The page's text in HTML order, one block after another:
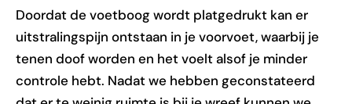
Doordat de voetboog wordt platgedrukt kan er
uitstralingspijn ontstaan in je voorvoet, waarbij je
tenen doof worden en het voelt alsof je minder
controle hebt. Nadat we hebben geconstateerd